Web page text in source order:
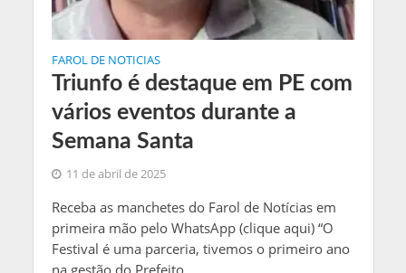
FAROL DE NOTICIAS
Triunfo é destaque em PE com
vários eventos durante a
Semana Santa
11 de abril de 2025
Receba as manchetes do Farol de Notícias em
primeira mão pelo WhatsApp (clique aqui) “O
Festival é uma parceria, tivemos o primeiro ano
na gestão do Prefeito...